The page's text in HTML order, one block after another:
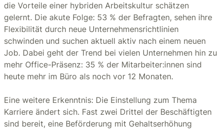
die Vorteile einer hybriden Arbeitskultur schätzen
gelernt. Die akute Folge: 53 % der Befragten, sehen ihre
Flexibilität durch neue Unternehmensrichtlinien
schwinden und suchen aktuell aktiv nach einem neuen
Job. Dabei geht der Trend bei vielen Unternehmen hin zu
mehr Office-Präsenz: 35 % der Mitarbeiter:innen sind
heute mehr im Büro als noch vor 12 Monaten.
Eine weitere Erkenntnis: Die Einstellung zum Thema
Karriere ändert sich. Fast zwei Drittel der Beschäftigten
sind bereit, eine Beförderung mit Gehaltserhöhung